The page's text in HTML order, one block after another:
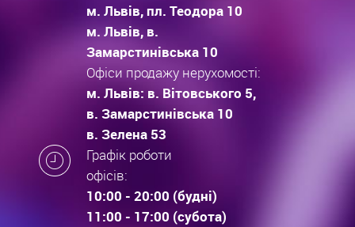
м. Львів, пл. Теодора 10
м. Львів, в.
Замарстинівська 10
Офіси продажу нерухомості:
м. Львів: в. Вітовського 5,
в. Замарстинівська 10
в. Зелена 53
Графік роботи
офісів:
10:00 - 20:00 (будні)
11:00 - 17:00 (субота)